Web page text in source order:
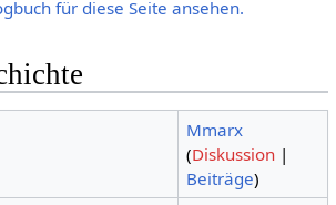
für diese Seite ansehen.
Mmarx
(Diskussion |
Beiträge)